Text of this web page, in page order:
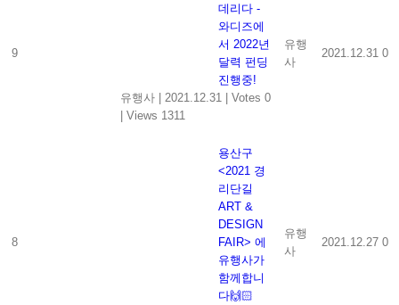
9
데리다 -
와디즈에
서 2022년
달력 펀딩
진행중!
유행사 | 2021.12.31 | Votes 0
| Views 1311
유행
사
2021.12.31 0
8
용산구
<2021 경
리단길
ART &
DESIGN
FAIR> 에
유행사가
함께합니
다🙌🏻
유행
사
2021.12.27 0